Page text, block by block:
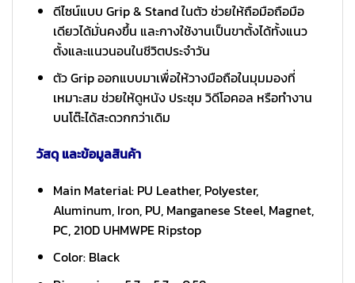
ดีไซน์แบบ Grip & Stand ในตัว ช่วยให้ถือมือถือมือ
เดียวได้มั่นคงขึ้น และกางใช้งานเป็นขาตั้งได้ทั้งแนว
ตั้งและแนวนอนในชีวิตประจำวัน
ตัว Grip ออกแบบมาเพื่อให้วางมือถือในมุมมองที่
เหมาะสม ช่วยให้ดูหนัง ประชุม วิดีโอคอล หรือทำงาน
บนโต๊ะได้สะดวกกว่าเดิม
วัสดุ และข้อมูลสินค้า
Main Material: PU Leather, Polyester,
Aluminum, Iron, PU, Manganese Steel, Magnet,
PC, 210D UHMWPE Ripstop
Color: Black